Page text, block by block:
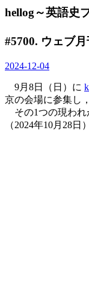
hellog～英語史
#5700. ウェブ
2024-12-04
9月8日（日）に
京の会場に参集し
その1つの現われ
（2024年10月28日